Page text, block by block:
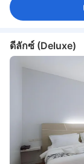
ดีลักซ์ (Deluxe)